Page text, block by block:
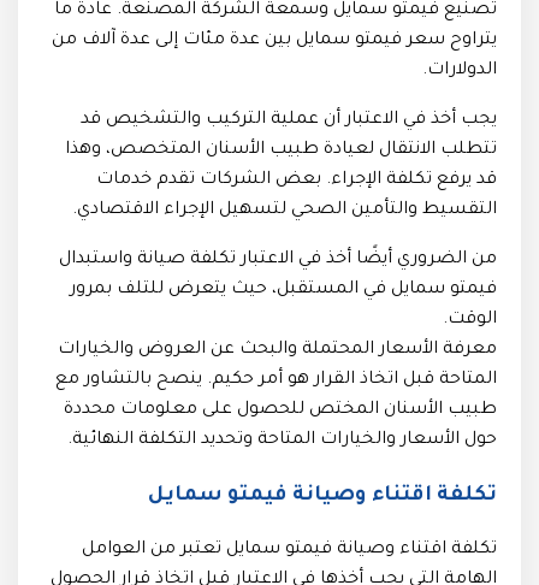
تصنيع فيمتو سمايل وسمعة الشركة المصنعة. عادةً ما
يتراوح سعر فيمتو سمايل بين عدة مئات إلى عدة آلاف من
الدولارات.
يجب أخذ في الاعتبار أن عملية التركيب والتشخيص قد
تتطلب الانتقال لعيادة طبيب الأسنان المتخصص، وهذا
قد يرفع تكلفة الإجراء. بعض الشركات تقدم خدمات
التقسيط والتأمين الصحي لتسهيل الإجراء الاقتصادي.
من الضروري أيضًا أخذ في الاعتبار تكلفة صيانة واستبدال
فيمتو سمايل في المستقبل، حيث يتعرض للتلف بمرور
الوقت.
معرفة الأسعار المحتملة والبحث عن العروض والخيارات
المتاحة قبل اتخاذ القرار هو أمر حكيم. ينصح بالتشاور مع
طبيب الأسنان المختص للحصول على معلومات محددة
حول الأسعار والخيارات المتاحة وتحديد التكلفة النهائية.
تكلفة اقتناء وصيانة فيمتو سمايل
تكلفة اقتناء وصيانة فيمتو سمايل تعتبر من العوامل
الهامة التي يجب أخذها في الاعتبار قبل اتخاذ قرار الحصول